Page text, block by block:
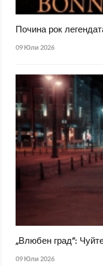
Почина рок
09 Юли 2026
„Влюбен град“:
09 Юли 2026